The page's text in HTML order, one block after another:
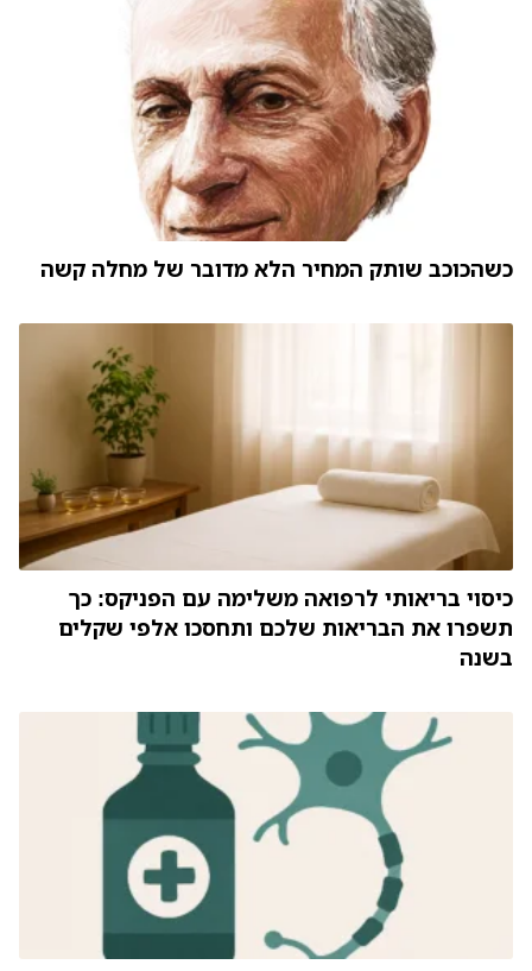
כשהכוכב שותק המחיר הלא מדובר של מחלה קשה
כיסוי בריאותי לרפואה משלימה עם הפניקס: כך
תשפרו את הבריאות שלכם ותחסכו אלפי שקלים
בשנה